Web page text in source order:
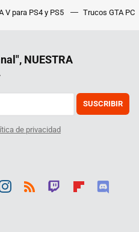
V para PS4 y PS5 Trucos GTA PC
NUESTRA
SUSCRIBIR
de privacidad